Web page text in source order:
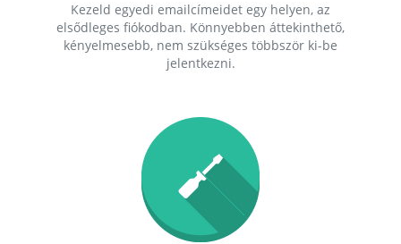
Kezeld egyedi emailcímeidet egy helyen, az
elsődleges fiókodban. Könnyebben áttekinthető,
kényelmesebb, nem szükséges többször ki-be
jelentkezni.